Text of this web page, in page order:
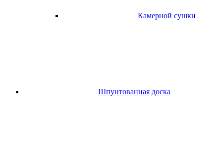
Камерной сушки
Шпунтованная доска